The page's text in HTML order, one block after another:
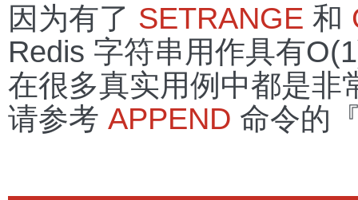
因为有了 SETRANGE 和
Redis 字符串用作具有
在很多真实用例中都是非
请参考 APPEND 命令的